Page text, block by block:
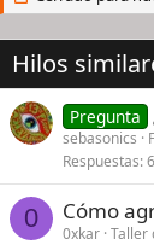
Hilos
Pregunta
sebasonics
Respuestas
0 Cómo
0xkar Taller